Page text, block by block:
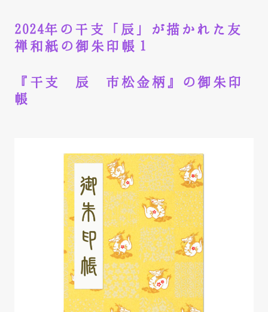
2024年の干支「辰」が描かれた友
禅和紙の御朱印帳１
『干支 辰 市松金柄』の御朱印
帳